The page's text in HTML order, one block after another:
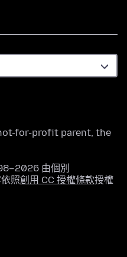
for-profit parent, the
由個別
照創用 CC 授權條款授權